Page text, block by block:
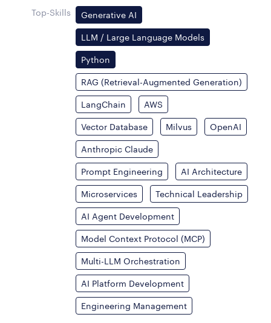
Top-Skills Generative AI
LLM / Large Language Models
Python
RAG (Retrieval-Augmented Generation)
LangChain AWS
Vector Database Milvus OpenAI
Anthropic Claude
Prompt Engineering AI Architecture
Microservices Technical Leadership
AI Agent Development
Model Context Protocol (MCP)
Multi-LLM Orchestration
AI Platform Development
Engineering Management